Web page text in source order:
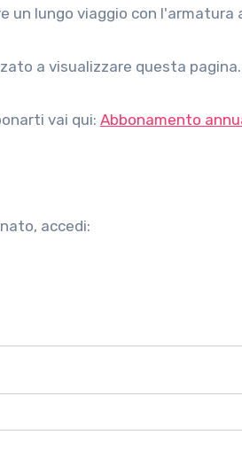
lungo viaggio con l'armatura
a visualizzare questa
vai qui: Abbonamento
accedi: